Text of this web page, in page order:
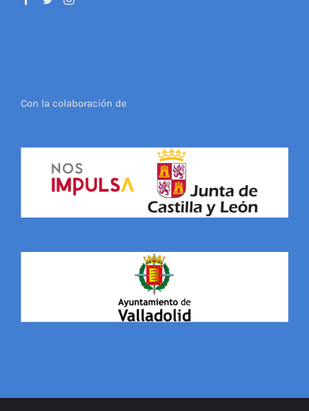
Con la colaboración de